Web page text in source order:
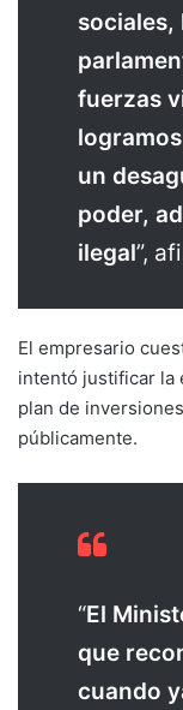
fuerzas
un
poder,
ilegal”,
El empresario
intentó justificar la
plan de
públicamente.
“El
que
cuando